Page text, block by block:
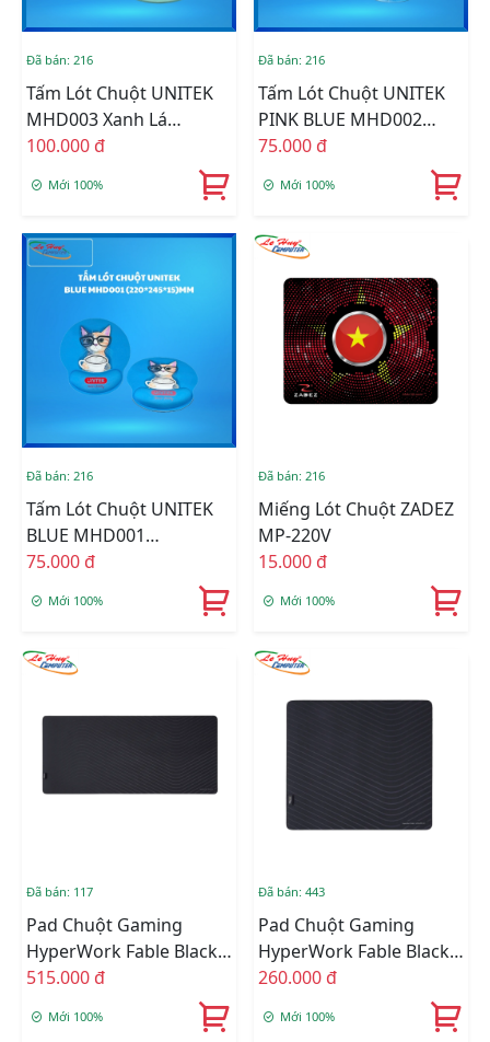
Đã bán: 216
Tấm Lót Chuột UNITEK
MHD003 Xanh Lá
(220*245*15)MM
100.000 đ
Mới 100%
Đã bán: 216
Tấm Lót Chuột UNITEK
PINK BLUE MHD002
(220*245*15)MM
75.000 đ
Mới 100%
Đã bán: 216
Tấm Lót Chuột UNITEK
BLUE MHD001
(220*245*15)MM
75.000 đ
Mới 100%
Đã bán: 216
Miếng Lót Chuột ZADEZ
MP-220V
15.000 đ
Mới 100%
Đã bán: 117
Pad Chuột Gaming
HyperWork Fable Black
90x40cm
515.000 đ
Mới 100%
Đã bán: 443
Pad Chuột Gaming
HyperWork Fable Black
45x40cm
260.000 đ
Mới 100%